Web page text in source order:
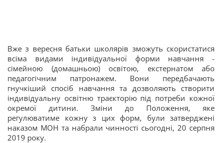
Вже з вересня батьки школярів зможуть скористатися
всіма видами індивідуальної форми навчання -
сімейною (домашньою) освітою, екстернатом або
педагогічним патронажем. Вони передбачають
гнучкіший спосіб навчання та дозволяють створити
індивідуальну освітню траєкторію під потреби кожної
окремої дитини. Зміни до Положення, яке
регулюватиме кожну з цих форм, були затверджені
наказом МОН та набрали чинності сьогодні, 20 серпня
2019 року.